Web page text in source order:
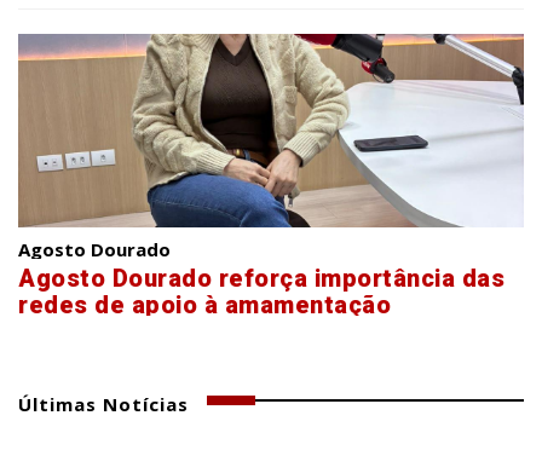
Agosto Dourado
Agosto Dourado reforça importância das
redes de apoio à amamentação
Últimas Notícias